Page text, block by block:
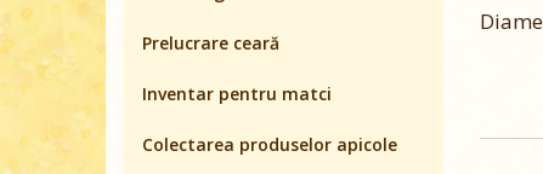
Prelucrare ceară
Inventar pentru matci
Colectarea produselor apicole